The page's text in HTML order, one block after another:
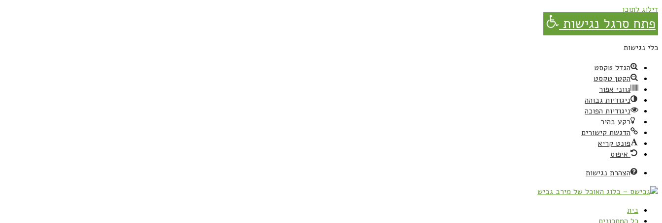
דילוג לתוכן
פתח סרגל נגישות
כלי נגישות
הגדל טקסט
הקטן טקסט
גווני אפור
ניגודיות גבוהה
ניגודיות הפוכה
רקע בהיר
הדגשת קישורים
פונט קריא
איפוס
הצהרת נגישות
בית